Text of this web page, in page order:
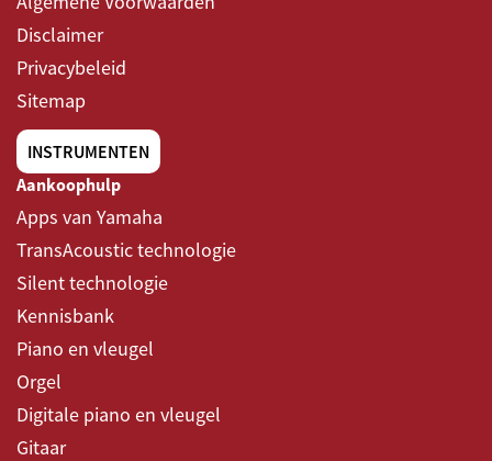
Disclaimer
Privacybeleid
Sitemap
INSTRUMENTEN
Aankoophulp
Apps van Yamaha
TransAcoustic technologie
Silent technologie
Kennisbank
Piano en vleugel
Orgel
Digitale piano en vleugel
Gitaar